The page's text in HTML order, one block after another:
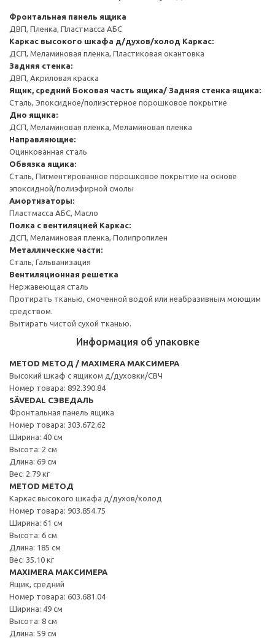
Фронтальная панель ящика
ДВП, Пленка, Пластмасса АБС
Каркас высокого шкафа д/духов/холод Каркас:
ДСП, Меламиновая пленка, Пластиковая окантовка
Задняя стенка:
ДВП, Акриловая краска
Ящик, средний Боковая часть ящика/ Задняя стенка ящика:
Сталь, Эпоксидное/полиэстерное порошковое покрытие
Дно ящика:
ДСП, Меламиновая пленка, Меламиновая пленка
Направляющие:
Оцинкованная сталь
Обвязка ящика:
Сталь, Пигментированное порошковое покрытие на основе
эпоксидной/полиэфирной смолы
Амортизаторы:
Пластмасса АБС, Масло
Полка с вентиляцией Каркас:
ДСП, Меламиновая пленка, Полипропилен
Металлические части:
Сталь, Гальванизация
Вентиляционная решетка
Нержавеющая сталь
Протирать тканью, смоченной водой или неабразивным моющим
средством.
Вытирать чистой сухой тканью.
Информация об упаковке
METOD МЕТОД / MAXIMERA МАКСИМЕРА
Высокий шкаф с ящиком д/духовки/СВЧ
Номер товара: 892.390.84
SÄVEDAL СЭВЕДАЛЬ
Фронтальная панель ящика
Номер товара: 303.672.62
Ширина: 40 см
Высота: 2 см
Длина: 69 см
Вес: 2.79 кг
METOD МЕТОД
Каркас высокого шкафа д/духов/холод
Номер товара: 903.854.75
Ширина: 61 см
Высота: 6 см
Длина: 185 см
Вес: 35.10 кг
MAXIMERA МАКСИМЕРА
Ящик, средний
Номер товара: 603.681.04
Ширина: 49 см
Высота: 8 см
Длина: 59 см